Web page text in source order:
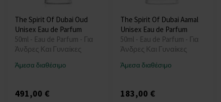
The Spirit Of Dubai Oud
Unisex Eau de Parfum
50ml - Eau de Parfum - Για
Άνδρες Και Γυναίκες
Άμεσα διαθέσιμο
491,00 €
The Spirit Of Dubai Aamal
Unisex Eau de Parfum
50ml - Eau de Parfum - Για
Άνδρες Και Γυναίκες
Άμεσα διαθέσιμο
183,00 €